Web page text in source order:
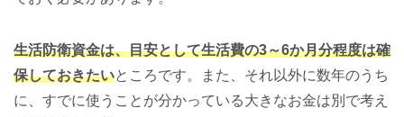
生活防衛資金は、目安として生活費の3～6か月分程度は確
保しておきたいところです。また、それ以外に数年のうち
に、すでに使うことが分かっている大きなお金は別で考え